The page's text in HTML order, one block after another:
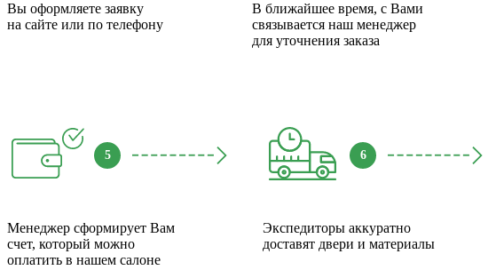
Вы оформляете заявку
на сайте или по телефону
В ближайшее время, с Вами
связывается наш менеджер
для уточнения заказа
5
Менеджер сформирует Вам
счет, который можно
оплатить в нашем салоне
6
Экспедиторы аккуратно
доставят двери и материалы